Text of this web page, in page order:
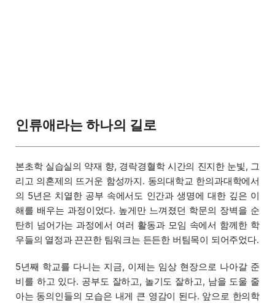
인류애라는 하나의 길로
본초학 실습실의 약재 향, 경락경혈학 시간의 진지한 눈빛, 그
리고 의혼제의 뜨거운 함성까지. 동의대학교 한의과대학에서
의 5년은 치열한 공부 속에서도 인간과 생명에 대한 깊은 이
해를 배우는 과정이었다. 높게만 느껴졌던 학문의 장벽을 순
탄히 넘어가는 과정에서 여러 활동과 모임 속에서 함께한 학
우들의 열정과 끈끈한 팀워크는 든든한 버팀목이 되어주었다.
5년째 학교를 다니는 지금, 이제는 임상 현장으로 나아갈 준
비를 하고 있다. 공부도 잘하고, 놀기도 잘하고, 남을 도울 줄
아는 동의인들의 모습은 내게 큰 영감이 된다. 앞으로 한의학